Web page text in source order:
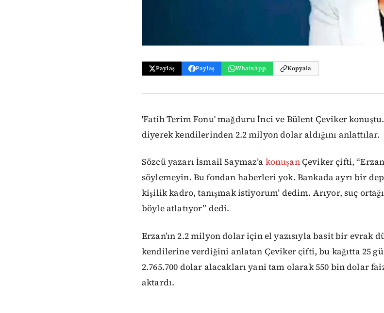
Paylaş Paylaş WhatsApp Kopyala
'Fatih Terim Fonu' mağduru İnci ve Bülent Çeviker konuştu.
diyerek kendilerinden 2.2 milyon dolar aldığını anlattılar.
Sözcü yazarı İsmail Saymaz’a konuşanÇeviker çifti,
söylemeyin. Bu fondan haberleri yok. Bankada ayrı bir
kişilik kadro, tanışmak istiyorum’ dedim. Arıyor, suç ortağı
böyle atlatıyor” dedi.
Erzan’ın 2.2 milyon dolar için el yazısıyla basit bir evrak
kendilerine verdiğini anlatan Çeviker çifti, bu kağıtta 25
2.765.700 dolar alacakları yani tam olarak 550 bin dolar
aktardı.